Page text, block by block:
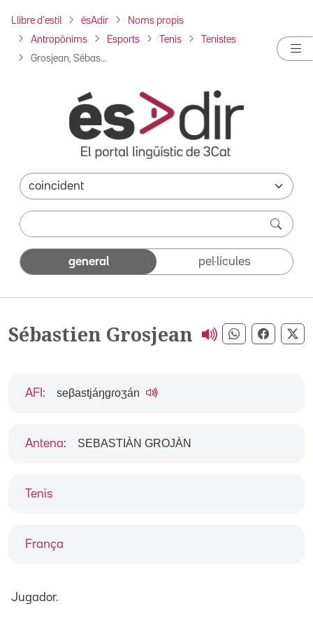
Llibre d'estil ésAdir Noms propis
Antropònims Esports Tenis Tenistes
Grosjean, Sébas...
general pel·lícules
Sébastien Grosjean Compartir
Tenis
França
AFI : seβastjáŋgɾoʒán
Antena: SEBASTIÀN GROJÀN
Jugador.